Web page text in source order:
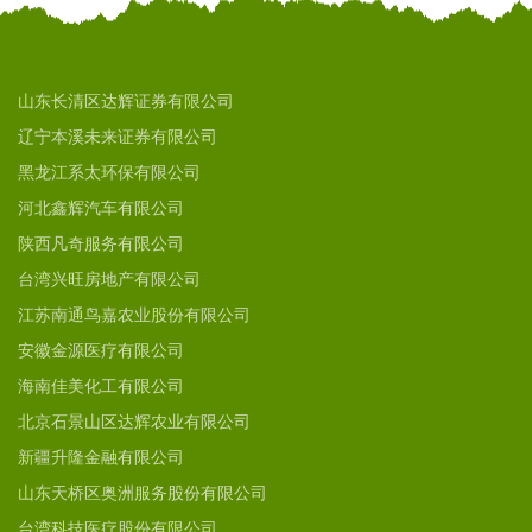
山东长清区达辉证券有限公司
辽宁本溪未来证券有限公司
黑龙江系太环保有限公司
河北鑫辉汽车有限公司
陕西凡奇服务有限公司
台湾兴旺房地产有限公司
江苏南通鸟嘉农业股份有限公司
安徽金源医疗有限公司
海南佳美化工有限公司
北京石景山区达辉农业有限公司
新疆升隆金融有限公司
山东天桥区奥洲服务股份有限公司